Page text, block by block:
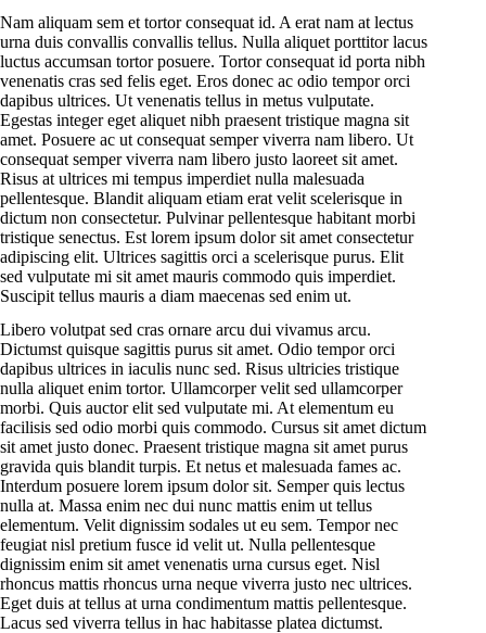
Nam aliquam sem et tortor consequat id. A erat nam at lectus
urna duis convallis convallis tellus. Nulla aliquet porttitor lacus
luctus accumsan tortor posuere. Tortor consequat id porta nibh
venenatis cras sed felis eget. Eros donec ac odio tempor orci
dapibus ultrices. Ut venenatis tellus in metus vulputate.
Egestas integer eget aliquet nibh praesent tristique magna sit
amet. Posuere ac ut consequat semper viverra nam libero. Ut
consequat semper viverra nam libero justo laoreet sit amet.
Risus at ultrices mi tempus imperdiet nulla malesuada
pellentesque. Blandit aliquam etiam erat velit scelerisque in
dictum non consectetur. Pulvinar pellentesque habitant morbi
tristique senectus. Est lorem ipsum dolor sit amet consectetur
adipiscing elit. Ultrices sagittis orci a scelerisque purus. Elit
sed vulputate mi sit amet mauris commodo quis imperdiet.
Suscipit tellus mauris a diam maecenas sed enim ut.
Libero volutpat sed cras ornare arcu dui vivamus arcu.
Dictumst quisque sagittis purus sit amet. Odio tempor orci
dapibus ultrices in iaculis nunc sed. Risus ultricies tristique
nulla aliquet enim tortor. Ullamcorper velit sed ullamcorper
morbi. Quis auctor elit sed vulputate mi. At elementum eu
facilisis sed odio morbi quis commodo. Cursus sit amet dictum
sit amet justo donec. Praesent tristique magna sit amet purus
gravida quis blandit turpis. Et netus et malesuada fames ac.
Interdum posuere lorem ipsum dolor sit. Semper quis lectus
nulla at. Massa enim nec dui nunc mattis enim ut tellus
elementum. Velit dignissim sodales ut eu sem. Tempor nec
feugiat nisl pretium fusce id velit ut. Nulla pellentesque
dignissim enim sit amet venenatis urna cursus eget. Nisl
rhoncus mattis rhoncus urna neque viverra justo nec ultrices.
Eget duis at tellus at urna condimentum mattis pellentesque.
Lacus sed viverra tellus in hac habitasse platea dictumst.